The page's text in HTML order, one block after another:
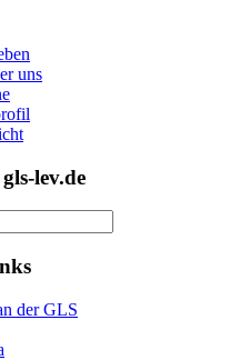
uns
lev.de
der GLS